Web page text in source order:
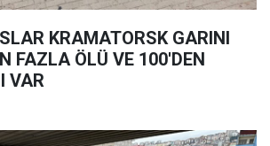
KRAMATORSK GARINI
FAZLA ÖLÜ VE 100'DEN
VAR